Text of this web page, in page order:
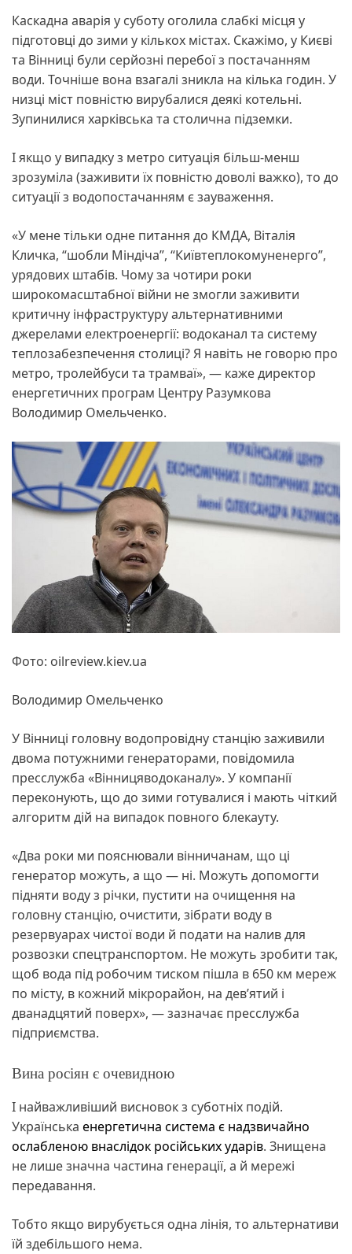
Каскадна аварія у суботу оголила слабкі місця у
підготовці до зими у кількох містах. Скажімо, у Києві
та Вінниці були серйозні перебої з постачанням
води. Точніше вона взагалі зникла на кілька годин. У
низці міст повністю вирубалися деякі котельні.
Зупинилися харківська та столична підземки.
І якщо у випадку з метро ситуація більш-менш
зрозуміла (заживити їх повністю доволі важко), то до
ситуації з водопостачанням є зауваження.
«У мене тільки одне питання до КМДА, Віталія
Кличка, “шобли Міндіча”, “Київтеплокомуненерго”,
урядових штабів. Чому за чотири роки
широкомасштабної війни не змогли заживити
критичну інфраструктуру альтернативними
джерелами електроенергії: водоканал та систему
теплозабезпечення столиці? Я навіть не говорю про
метро, тролейбуси та трамваї», — каже директор
енергетичних програм Центру Разумкова
Володимир Омельченко.
Фото: oilreview.kiev.ua
Володимир Омельченко
У Вінниці головну водопровідну станцію заживили
двома потужними генераторами, повідомила
пресслужба «Вінницяводоканалу». У компанії
переконують, що до зими готувалися і мають чіткий
алгоритм дій на випадок повного блекауту.
«Два роки ми пояснювали вінничанам, що ці
генератор можуть, а що — ні. Можуть допомогти
підняти воду з річки, пустити на очищення на
головну станцію, очистити, зібрати воду в
резервуарах чистої води й подати на налив для
розвозки спецтранспортом. Не можуть зробити так,
щоб вода під робочим тиском пішла в 650 км мереж
по місту, в кожний мікрорайон, на девʼятий і
дванадцятий поверх», — зазначає пресслужба
підприємства.
Вина росіян є очевидною
І найважливіший висновок з суботніх подій.
Українська енергетична система є надзвичайно
ослабленою внаслідок російських ударів. Знищена
не лише значна частина генерації, а й мережі
передавання.
Тобто якщо вирубується одна лінія, то альтернативи
їй здебільшого нема.